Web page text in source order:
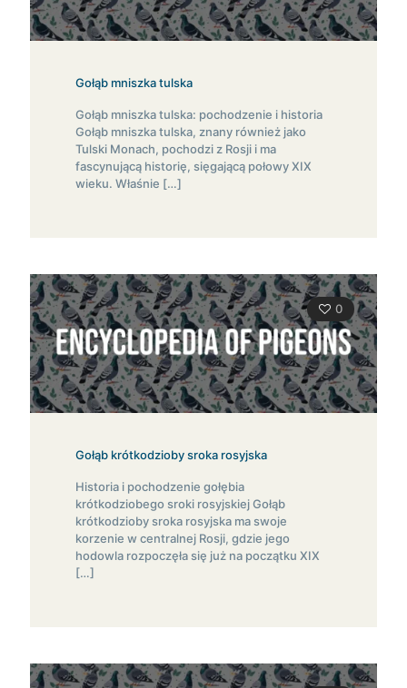
Gołąb mniszka tulska
Gołąb mniszka tulska: pochodzenie i historia
Gołąb mniszka tulska, znany również jako
Tulski Monach, pochodzi z Rosji i ma
fascynującą historię, sięgającą połowy XIX
wieku. Właśnie […]
0
Gołąb krótkodzioby sroka rosyjska
Historia i pochodzenie gołębia
krótkodziobego sroki rosyjskiej Gołąb
krótkodzioby sroka rosyjska ma swoje
korzenie w centralnej Rosji, gdzie jego
hodowla rozpoczęła się już na początku XIX
[…]